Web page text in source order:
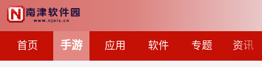
首页 手游 应用 软件 专题 资讯